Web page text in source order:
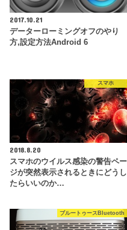
2017.10.21
データーローミングオフのやり
方,設定方法Android 6
スマホ
2018.8.20
スマホのウイルス感染の警告ペー
ジが突然表示されるときにどうし
たらいいのか…
ブルートゥースBluetooth